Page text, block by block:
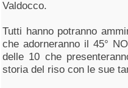
Valdocco.
Tutti hanno potranno
che adorneranno il 45°
delle 10 che
storia del riso con le sue